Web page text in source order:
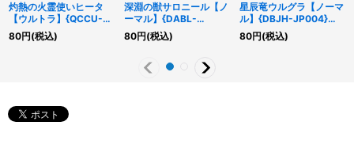
灼熱の火霊使いヒータ
【ウルトラ】{QCCU-
JP187}《リンク》
80円(税込)
深淵の獣サロニール【ノ
ーマル】{DABL-
JP007}《モンスター》
80円(税込)
星辰竜ウルグラ【ノーマ
ル】{DBJH-JP004}
《モンスター》
80円(税込)